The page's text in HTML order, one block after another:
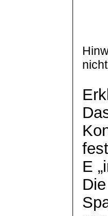
E
Die